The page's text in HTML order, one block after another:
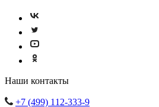
Наши контакты
+7 (499) 112-333-9